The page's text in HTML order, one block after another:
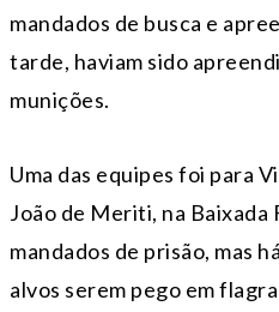
mandados de busca e
tarde, haviam sido
munições.
Uma das equipes foi para
João de Meriti, na Baixada
mandados de prisão, mas
alvos serem pego em